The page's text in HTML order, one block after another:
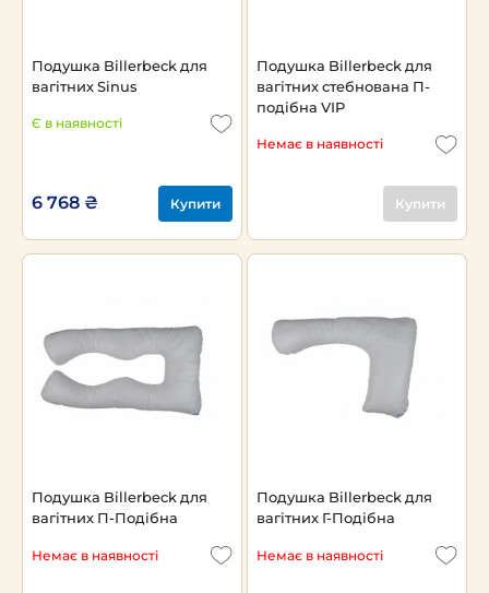
Подушка Billerbeck для
вагітних Sinus
Є в наявності
6 768 ₴ Купити
Подушка Billerbeck для
вагітних стебнована П-
подібна VIP
Немає в наявності
Купити
Подушка Billerbeck для
вагітних П-Подібна
Немає в наявності
Подушка Billerbeck для
вагітних Г-Подібна
Немає в наявності